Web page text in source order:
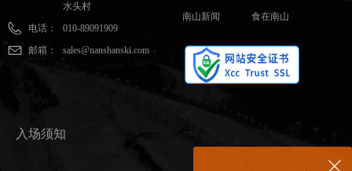
水头村
电话：
010-89091909
邮箱：
sales@nanshanski.com
南山新闻 食在南山
入场须知